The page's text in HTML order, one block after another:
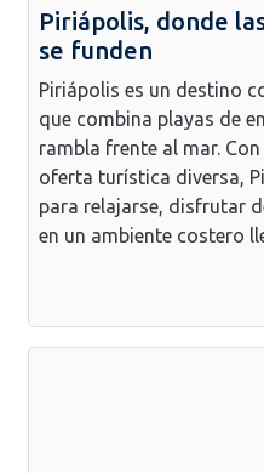
Piriápolis, donde
se funden
Piriápolis es un destino
que combina playas de
rambla frente al mar.
oferta turística diversa,
para relajarse, disfrutar
en un ambiente costero